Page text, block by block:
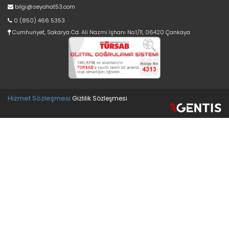
bilgi@seyahat53.com
0 (850) 466 5353
Cumhuriyet, Sakarya Cd. Ali Nazmi İşhanı No:1/11, 06420 Çankaya
Hizmet Sözleşmesi Gizlilik Sözleşmesi